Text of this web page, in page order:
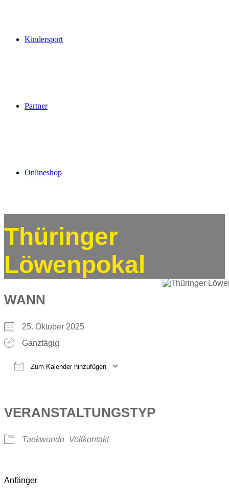
Kindersport
Partner
Onlineshop
Thüringer
Löwenpokal
WANN
25. Oktober 2025
Ganztägig
Zum Kalender hinzufügen
VERANSTALTUNGSTYP
Taekwondo Vollkontakt
Anfänger